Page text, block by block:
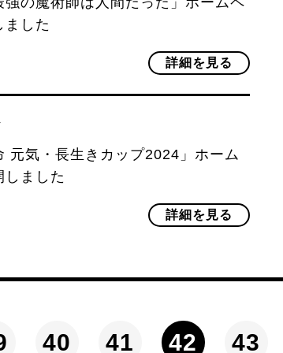
ました
詳細を見る
元気・長生きカップ2024」ホーム
しました
詳細を見る
40 41 42 43